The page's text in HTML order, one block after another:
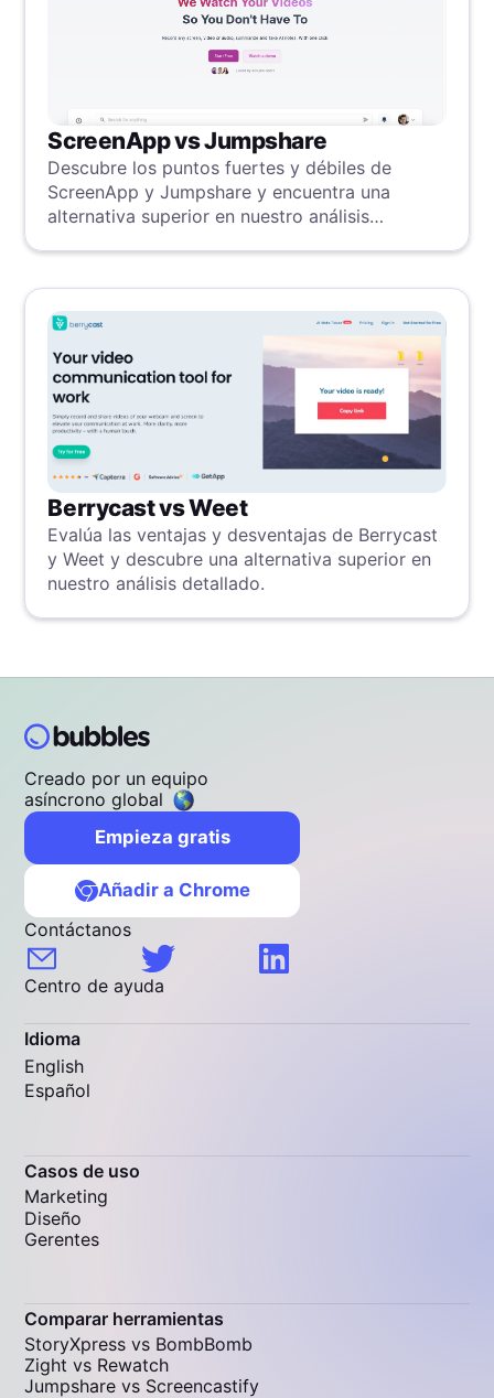
ScreenApp vs Jumpshare
Descubre los puntos fuertes y débiles de
ScreenApp y Jumpshare y encuentra una
alternativa superior en nuestro análisis
Berrycast vs Weet
Evalúa las ventajas y desventajas de Berrycast
y Weet y descubre una alternativa superior en
nuestro análisis detallado.
Creado por un equipo
asíncrono global
Empieza gratis
Añadir a Chrome
Contáctanos
Centro de ayuda
Idioma
English
Español
Casos de uso
Marketing
Diseño
Gerentes
Comparar herramientas
StoryXpress vs BombBomb
Zight vs Rewatch
Jumpshare vs Screencastify